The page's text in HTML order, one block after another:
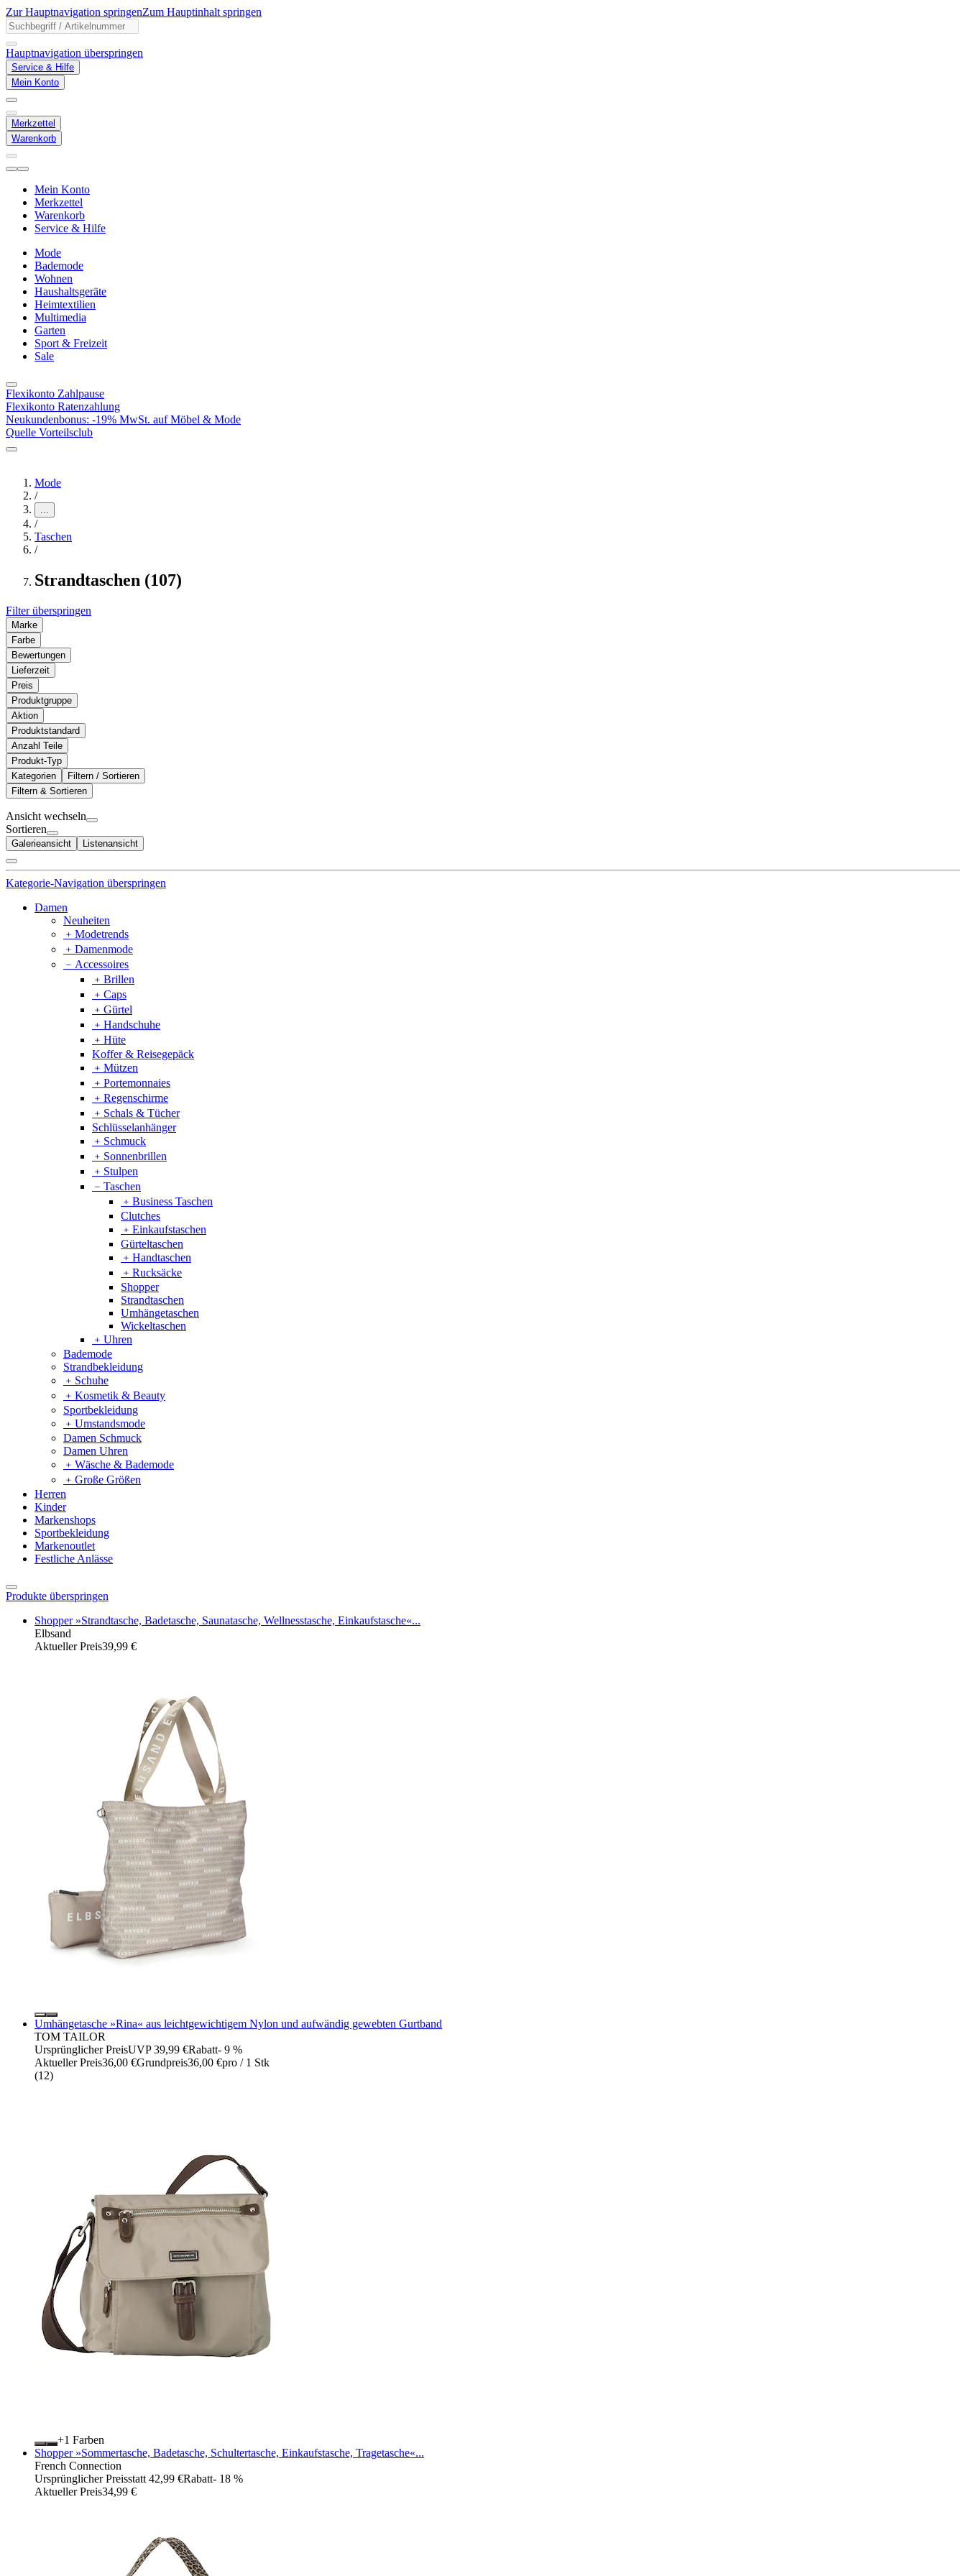
Zur Hauptnavigation springenZum Hauptinhalt springen
Hauptnavigation überspringen
Service & Hilfe
Mein Konto
Merkzettel
Warenkorb
Mein Konto
Merkzettel
Warenkorb
Service & Hilfe
Mode
Bademode
Wohnen
Haushaltsgeräte
Heimtextilien
Multimedia
Garten
Sport & Freizeit
Sale
Flexikonto Zahlpause
Flexikonto Ratenzahlung
Neukundenbonus: -19% MwSt. auf Möbel & Mode
Quelle Vorteilsclub
Mode
/
...
/
Taschen
/
Strandtaschen (107)
Filter überspringen
Marke
Farbe
Bewertungen
Lieferzeit
Preis
Produktgruppe
Aktion
Produktstandard
Anzahl Teile
Produkt-Typ
Kategorien
Filtern / Sortieren
Filtern & Sortieren
Ansicht wechseln
Sortieren
Galerieansicht Listenansicht
Kategorie-Navigation überspringen
Damen
Neuheiten
﹢ Modetrends
﹢ Damenmode
﹣ Accessoires
﹢ Brillen
﹢ Caps
﹢ Gürtel
﹢ Handschuhe
﹢ Hüte
Koffer & Reisegepäck
﹢ Mützen
﹢ Portemonnaies
﹢ Regenschirme
﹢ Schals & Tücher
Schlüsselanhänger
﹢ Schmuck
﹢ Sonnenbrillen
﹢ Stulpen
﹣ Taschen
﹢ Business Taschen
Clutches
﹢ Einkaufstaschen
Gürteltaschen
﹢ Handtaschen
﹢ Rucksäcke
Shopper
Strandtaschen
Umhängetaschen
Wickeltaschen
﹢ Uhren
Bademode
Strandbekleidung
﹢ Schuhe
﹢ Kosmetik & Beauty
Sportbekleidung
﹢ Umstandsmode
Damen Schmuck
Damen Uhren
﹢ Wäsche & Bademode
﹢ Große Größen
Herren
Kinder
Markenshops
Sportbekleidung
Markenoutlet
Festliche Anlässe
Produkte überspringen
Shopper »Strandtasche, Badetasche, Saunatasche, Wellnesstasche, Einkaufstasche«...
Elbsand
Aktueller Preis39,99 €
Umhängetasche »Rina« aus leichtgewichtigem Nylon und aufwändig gewebten Gurtband
TOM TAILOR
Ursprünglicher PreisUVP 39,99 €Rabatt- 9 %
Aktueller Preis36,00 €Grundpreis36,00 €pro / 1 Stk
(12)
+
Farben
Shopper »Sommertasche, Badetasche, Schultertasche, Einkaufstasche, Tragetasche«...
French Connection
Ursprünglicher Preisstatt 42,99 €Rabatt- 18 %
Aktueller Preis34,99 €